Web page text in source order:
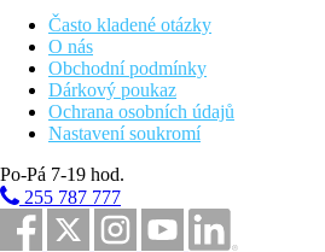
Lehátka u bazénu
Slunečníky u bazénu
Fotogalerie
Často kladené otázky
O nás
Obchodní podmínky
Dárkový poukaz
Ochrana osobních údajů
Nastavení soukromí
Po-Pá 7-19 hod.
255 787 777